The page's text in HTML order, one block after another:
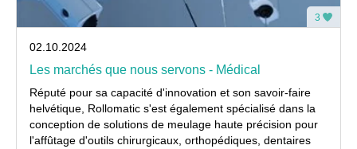
3
02.10.2024
Les marchés que nous servons - Médical
Réputé pour sa capacité d'innovation et son savoir-faire
helvétique, Rollomatic s'est également spécialisé dans la
conception de solutions de meulage haute précision pour
l'affûtage d'outils chirurgicaux, orthopédiques, dentaires